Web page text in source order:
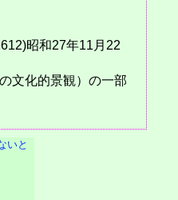
昭和27年11月22
文化的景観）の一部